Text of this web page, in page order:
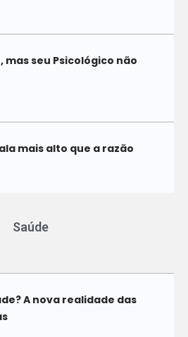
mas seu Psicológico não
mais alto que a razão
Saúde
A nova realidade das